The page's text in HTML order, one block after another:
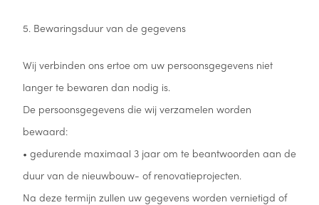
5. Bewaringsduur van de gegevens
Wij verbinden ons ertoe om uw persoonsgegevens niet
langer te bewaren dan nodig is.
De persoonsgegevens die wij verzamelen worden
bewaard:
• gedurende maximaal 3 jaar om te beantwoorden aan de
duur van de nieuwbouw- of renovatieprojecten.
Na deze termijn zullen uw gegevens worden vernietigd of